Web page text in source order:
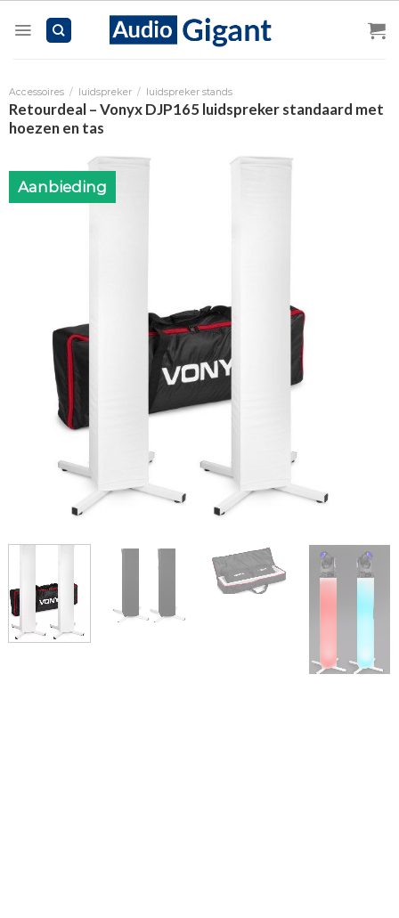
Accessoires / luidspreker / luidspreker stands
Retourdeal – Vonyx DJP165 luidspreker standaard met
hoezen en tas
Aanbieding